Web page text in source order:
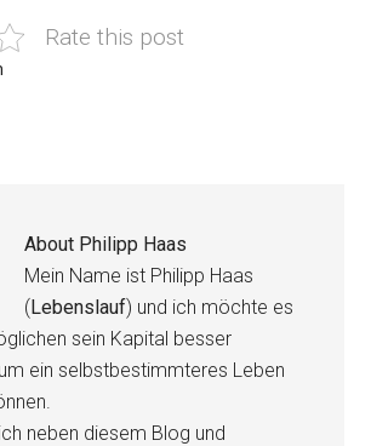
Rate this post
About Philipp Haas
Mein Name ist Philipp Haas
(Lebenslauf) und ich möchte es
sein Kapital besser
ein selbstbestimmteres Leben
neben diesem Blog und